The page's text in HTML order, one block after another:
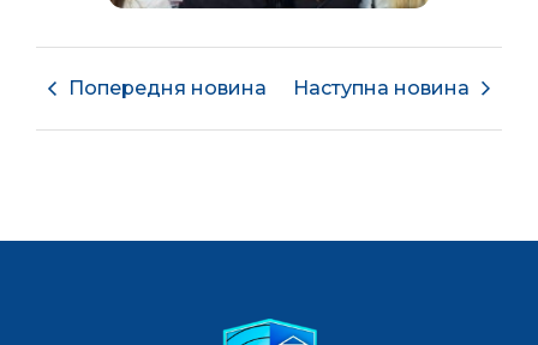
Попередня новина Наступна новина